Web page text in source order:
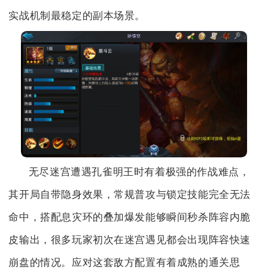
实战机制最稳定的副本场景。
无尽迷宫遭遇孔雀明王时有着极强的作战难点，
其开局自带隐身效果，常规普攻与锁定技能完全无法
命中，搭配息灾环的叠加爆发能够瞬间秒杀阵容内脆
皮输出，很多玩家初次在迷宫遇见都会出现阵容快速
崩盘的情况。应对这套敌方配置有着成熟的通关思